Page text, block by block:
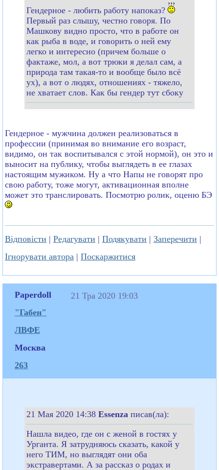
Гендерное - любить работу напоказ?
Первый раз слышу, честно говоря. По
Машкову видно просто, что в работе он
как рыба в воде, и говорить о ней ему
легко и интересно (причем больше о
фактаже, мол, а вот трюки я делал сам, а
природа там такая-то и вообще было всё
ух), а вот о людях, отношениях - тяжело,
не хватает слов. Как бы гендер тут сбоку
Гендерное - мужчина должен реализоваться в
профессии (принимая во внимание его возраст,
видимо, он так воспитывался с этой нормой), он это и
выносит на публику, чтобы выглядеть в ее глазах
настоящим мужиком. Ну а что Напы не говорят про
свою работу, тоже могут, активационная вполне
может это транслировать. Посмотрю ролик, оценю БЭ
Відповісти | Редагувати | Подякувати | Заперечити |
Ігнорувати автора | Поскаржитися
Paperdoll
"Габен"
ЛВФЕ
Москва
263
21 Тра 2020 19:03
21 Мая 2020 14:38 Essenza писав(ла):
Нашла видео, где он с женой в гостях у
Урганта. Я затрудняюсь сказать, какой у
него ТИМ, но выглядят они оба
экстравертами. А за рассказ о родах и